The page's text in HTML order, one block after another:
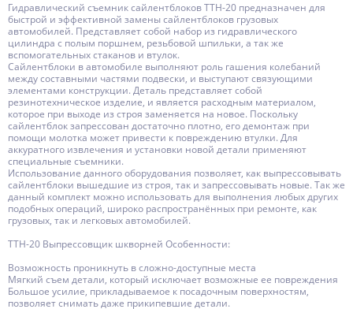
Гидравлический съемник сайлентблоков ТТН-20 предназначен для
быстрой и эффективной замены сайлентблоков грузовых
автомобилей. Представляет собой набор из гидравлического
цилиндра с полым поршнем, резьбовой шпильки, а так же
вспомогательных стаканов и втулок.
Сайлентблоки в автомобиле выполняют роль гашения колебаний
между составными частями подвески, и выступают связующими
элементами конструкции. Деталь представляет собой
резинотехническое изделие, и является расходным материалом,
которое при выходе из строя заменяется на новое. Поскольку
сайлентблок запрессован достаточно плотно, его демонтаж при
помощи молотка может привести к повреждению втулки. Для
аккуратного извлечения и установки новой детали применяют
специальные съемники.
Использование данного оборудования позволяет, как выпрессовывать
сайлентблоки вышедшие из строя, так и запрессовывать новые. Так же
данный комплект можно использовать для выполнения любых других
подобных операций, широко распространённых при ремонте, как
грузовых, так и легковых автомобилей.
ТТН-20 Выпрессовщик шкворней Особенности:
Возможность проникнуть в сложно-доступные места
Мягкий съем детали, который исключает возможные ее повреждения
Большое усилие, прикладываемое к посадочным поверхностям,
позволяет снимать даже прикипевшие детали.